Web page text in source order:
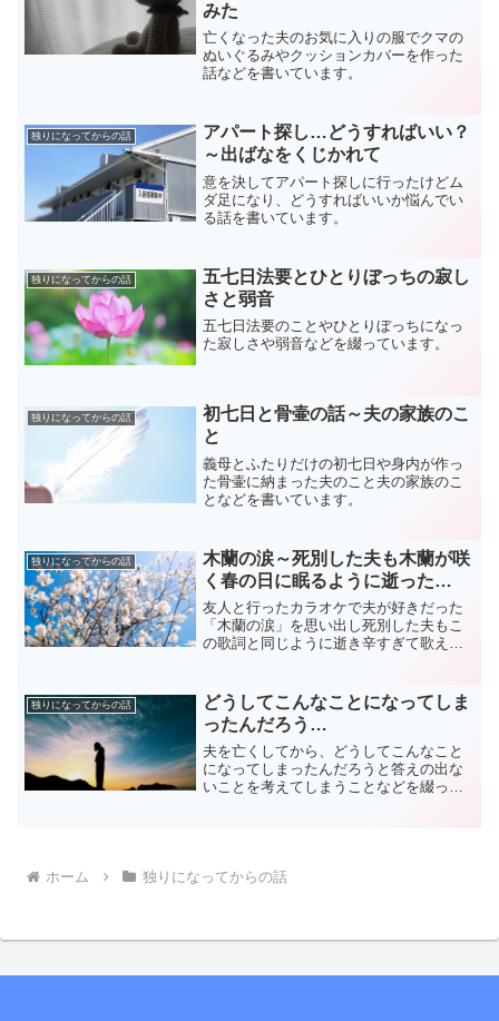
みた
亡くなった夫のお気に入りの服でクマの
ぬいぐるみやクッションカバーを作った
話などを書いています。
独りになってからの話
アパート探し…どうすればいい？
～出ばなをくじかれて
意を決してアパート探しに行ったけどム
ダ足になり、どうすればいいか悩んでい
る話を書いています。
独りになってからの話
五七日法要とひとりぼっちの寂し
さと弱音
五七日法要のことやひとりぼっちになっ
た寂しさや弱音などを綴っています。
独りになってからの話
初七日と骨壷の話～夫の家族のこ
と
義母とふたりだけの初七日や身内が作っ
た骨壷に納まった夫のこと夫の家族のこ
となどを書いています。
独りになってからの話
木蘭の涙～死別した夫も木蘭が咲
く春の日に眠るように逝った…
友人と行ったカラオケで夫が好きだった
「木蘭の涙」を思い出し死別した夫もこ
の歌詞と同じように逝き辛すぎて歌えな
独りになってからの話
どうしてこんなことになってしま
ったんだろう…
夫を亡くしてから、どうしてこんなこと
になってしまったんだろうと答えの出な
いことを考えてしまうことなどを綴って
ホーム 独りになってからの話